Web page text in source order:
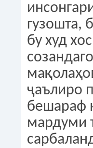
гузошта,
бу худ
ҷаълиро
бешараф
мардуми